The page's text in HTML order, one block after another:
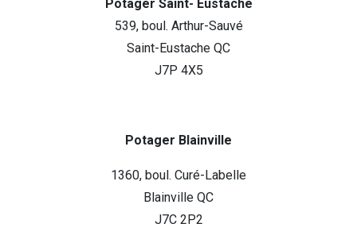
Potager Saint- Eustache
539, boul. Arthur-Sauvé
Saint-Eustache QC
J7P 4X5
Potager Blainville
1360, boul. Curé-Labelle
Blainville QC
J7C 2P2